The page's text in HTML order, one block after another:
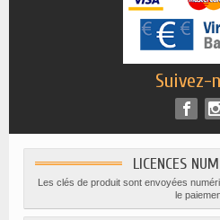
Suivez-
LICENCES
Les clés de produit sont envoyées
le